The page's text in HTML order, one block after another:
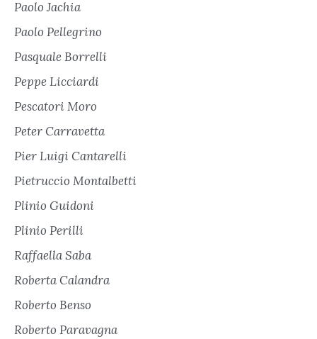
Paolo Jachia
Paolo Pellegrino
Pasquale Borrelli
Peppe Licciardi
Pescatori Moro
Peter Carravetta
Pier Luigi Cantarelli
Pietruccio Montalbetti
Plinio Guidoni
Plinio Perilli
Raffaella Saba
Roberta Calandra
Roberto Benso
Roberto Paravagna